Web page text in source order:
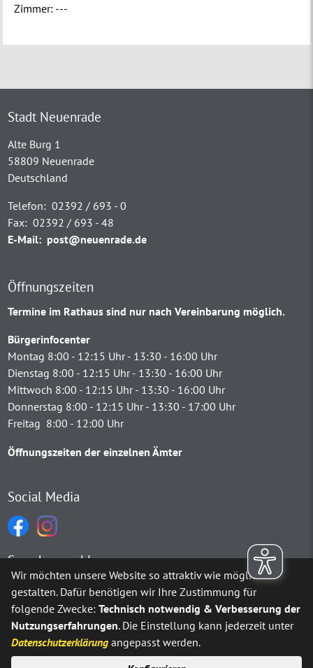
Zimmer: ---
Stadt Neuenrade
Alte Burg 1
58809 Neuenrade
Deutschland
Telefon: 02392 / 693 - 0
Fax: 02392 / 693 - 48
E-Mail: post@neuenrade.de
Öffnungszeiten
Termine im Rathaus sind nur nach Vereinbarung möglich.
Bürgerinfocenter
Montag 8:00 - 12:15 Uhr - 13:30 - 16:00 Uhr
Dienstag 8:00 - 12:15 Uhr - 13:30 - 16:00 Uhr
Mittwoch 8:00 - 12:15 Uhr - 13:30 - 16:00 Uhr
Donnerstag 8:00 - 12:15 Uhr - 13:30 - 17:00 Uhr
Freitag 8:00 - 12:00 Uhr
Öffnungszeiten der einzelnen Ämter
Social Media
Sprachauswahl
Möchten Sie vonGoogle Translate bereitgestellte externe
Ja Immer
Wir möchten unsere Website so attraktiv wie möglich
gestalten. Dafür benötigen wir Ihre Zustimmung für
folgende Zwecke:Technisch notwendig & Verbesserung der
Nutzungserfahrungen. Die Einstellung kann jederzeit unter
Datenschutzerklärung angepasst werden.